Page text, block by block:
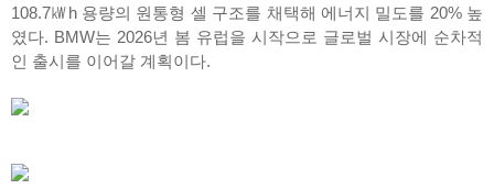
108.7㎾h 용량의 원통형 셀 구조를 채택해 에너지 밀도를 20% 높
였다. BMW는 2026년 봄 유럽을 시작으로 글로벌 시장에 순차적
인 출시를 이어갈 계획이다.